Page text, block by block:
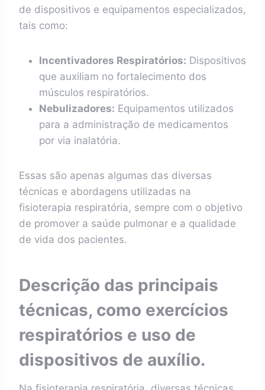
de dispositivos e equipamentos especializados,
tais como:
Incentivadores Respiratórios: Dispositivos
que auxiliam no fortalecimento dos
músculos respiratórios.
Nebulizadores: Equipamentos utilizados
para a administração de medicamentos
por via inalatória.
Essas são apenas algumas das diversas
técnicas e abordagens utilizadas na
fisioterapia respiratória, sempre com o objetivo
de promover a saúde pulmonar e a qualidade
de vida dos pacientes.
Descrição das principais
técnicas, como exercícios
respiratórios e uso de
dispositivos de auxílio.